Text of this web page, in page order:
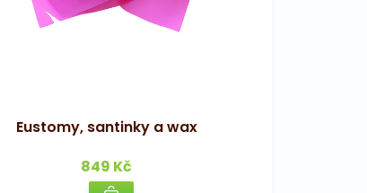
Eustomy, santinky a wax
849 Kč